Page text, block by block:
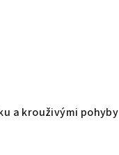
a krouživými pohyby